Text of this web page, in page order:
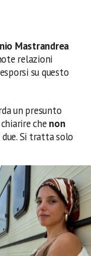
Mastrandrea
relazioni
su questo
un presunto
che non
Si tratta solo